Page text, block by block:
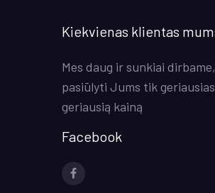
Kiekvienas klientas
Mes daug ir sunkiai
pasiūlyti Jums tik
geriausią kainą
Facebook